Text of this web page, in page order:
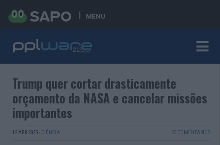
MENU
Trump quer cortar drasticamente
orçamento da NASA e cancelar missões
importantes
12 ABR 2025 · CIÊNCIA 23 COMENTÁRIOS